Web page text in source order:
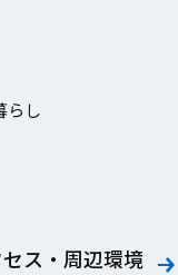
らし
ス・周辺環境